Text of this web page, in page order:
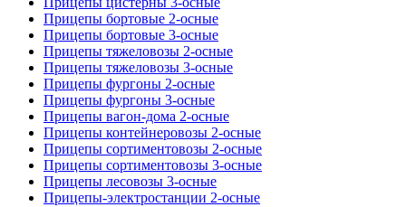
Прицепы бортовые 2-осные
Прицепы бортовые 3-осные
Прицепы тяжеловозы 2-осные
Прицепы тяжеловозы 3-осные
Прицепы фургоны 2-осные
Прицепы фургоны 3-осные
Прицепы вагон-дома 2-осные
Прицепы контейнеровозы 2-осные
Прицепы сортиментовозы 2-осные
Прицепы сортиментовозы 3-осные
Прицепы лесовозы 3-осные
Прицепы-электростанции 2-осные